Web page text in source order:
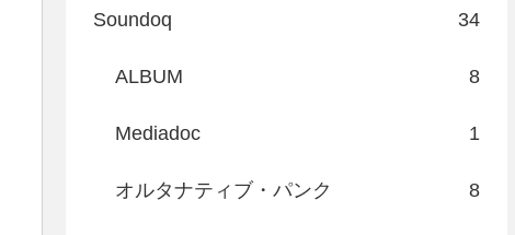
Soundoq 34
ALBUM 8
Mediadoc 1
オルタナティブ・パンク 8